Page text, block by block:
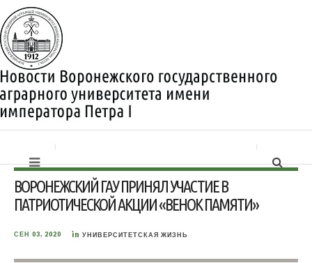
ВОРОНЕЖСКИЙ ГАУ ПРИНЯЛ УЧАСТИЕ В
ПАТРИОТИЧЕСКОЙ АКЦИИ «ВЕНОК ПАМЯТИ»
СЕН 03, 2020 in УНИВЕРСИТЕТСКАЯ ЖИЗНЬ